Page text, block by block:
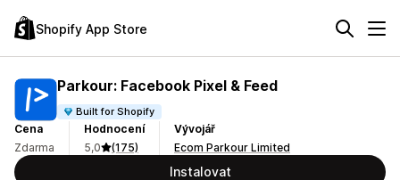
Shopify App Store
Parkour: Facebook Pixel & Feed
Built for Shopify
Cena
Zdarma
Hodnocení
5,0
(175)
Vývojář
Ecom Parkour Limited
Instalovat